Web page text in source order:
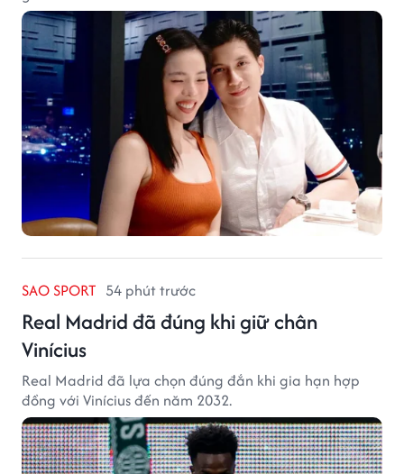
SAO SPORT 54 phút trước
Real Madrid đã đúng khi giữ chân
Vinícius
Real Madrid đã lựa chọn đúng đắn khi gia hạn hợp
đồng với Vinícius đến năm 2032.